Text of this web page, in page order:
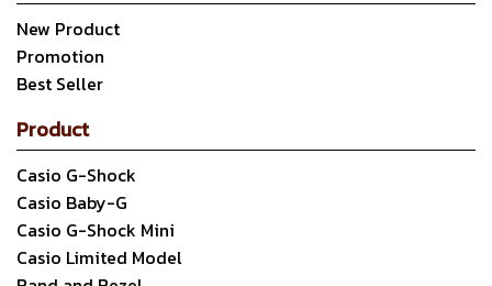
New Product
Promotion
Best Seller
Product
Casio G-Shock
Casio Baby-G
Casio G-Shock Mini
Casio Limited Model